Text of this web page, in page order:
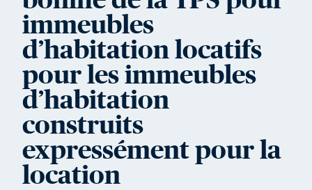
immeubles
d’habitation locatifs
pour les immeubles
d’habitation
construits
expressément pour la
location